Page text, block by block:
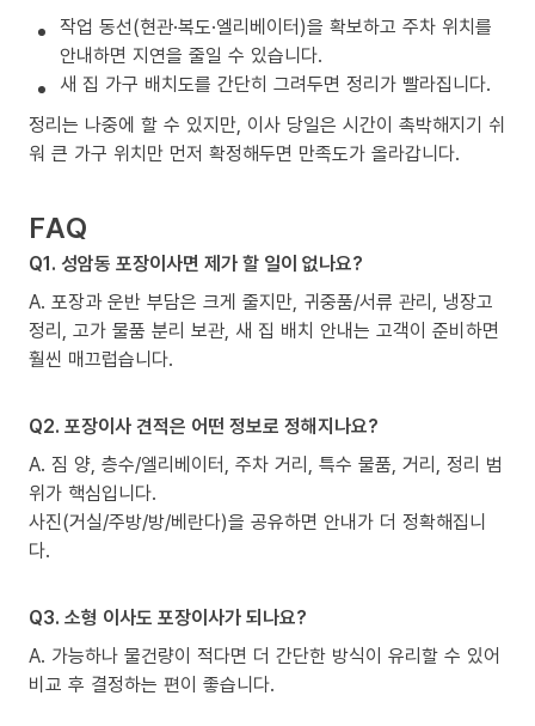
작업 동선(현관·복도·엘리베이터)을 확보하고 주차 위치를
안내하면 지연을 줄일 수 있습니다.
새 집 가구 배치도를 간단히 그려두면 정리가 빨라집니다.
정리는 나중에 할 수 있지만, 이사 당일은 시간이 촉박해지기 쉬
워 큰 가구 위치만 먼저 확정해두면 만족도가 올라갑니다.
FAQ
Q1. 성암동 포장이사면 제가 할 일이 없나요?
A. 포장과 운반 부담은 크게 줄지만, 귀중품/서류 관리, 냉장고
정리, 고가 물품 분리 보관, 새 집 배치 안내는 고객이 준비하면
훨씬 매끄럽습니다.
Q2. 포장이사 견적은 어떤 정보로 정해지나요?
A. 짐 양, 층수/엘리베이터, 주차 거리, 특수 물품, 거리, 정리 범
위가 핵심입니다.
사진(거실/주방/방/베란다)을 공유하면 안내가 더 정확해집니
다.
Q3. 소형 이사도 포장이사가 되나요?
A. 가능하나 물건량이 적다면 더 간단한 방식이 유리할 수 있어
비교 후 결정하는 편이 좋습니다.